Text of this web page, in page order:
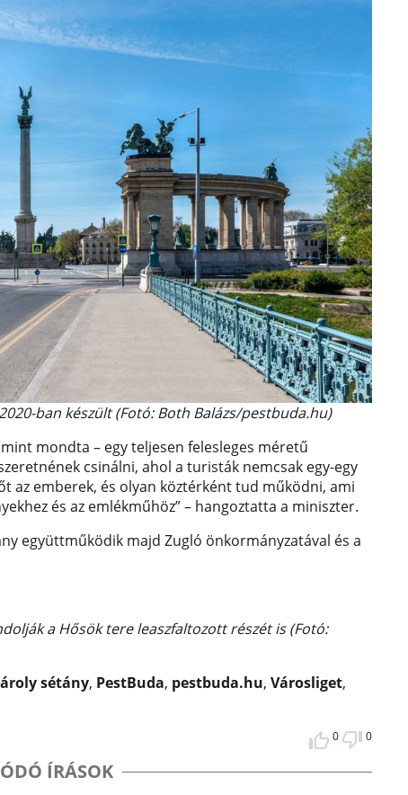
ban készült (Fotó: Both Balázs/pestbuda.hu)
mondta – egy teljesen felesleges méretű
csinálni, ahol a turisták nemcsak egy-egy
az emberek, és olyan köztérként tud működni, ami
és az emlékműhöz” – hangoztatta a miniszter.
együttműködik majd Zugló önkormányzatával és a
a Hősök tere leaszfaltozott részét is (Fotó:
sétány, PestBuda, pestbuda.hu,Városliget,
0 0
ÍRÁSOK